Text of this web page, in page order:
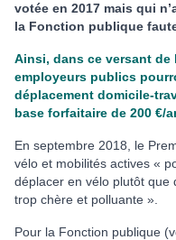
votée en 2017 mais qui
la Fonction publique
Ainsi, dans ce versant
employeurs publics
déplacement domicile-
base forfaitaire de 200 €/
En septembre 2018, le
vélo et mobilités actives «
déplacer en vélo plutôt que
trop chère et polluante ».
Pour la Fonction publique